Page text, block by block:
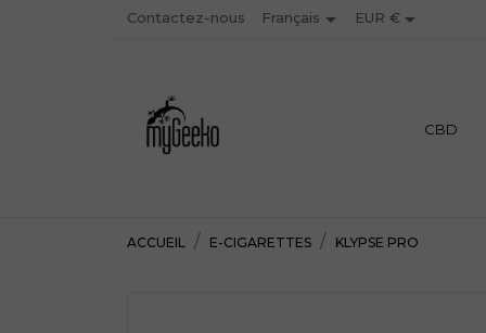
Contactez-nous Français EUR €
CBD
ACCUEIL E-CIGARETTES KLYPSE PRO